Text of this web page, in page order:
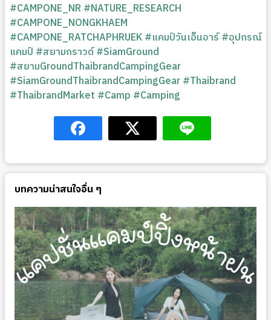
#CAMPONE_NR #NATURE_RESEARCH
#CAMPONE_NONGKHAEM
#CAMPONE_RATCHAPHRUEK#แคมป์วันเอ็นอาร์#อุปกรณ์
แคมป์ #สยามกราวด์#SiamGround
#สยามGroundThaibrandCampingGear
#SiamGroundThaibrandCampingGear#Thaibrand
#ThaibrandMarket #Camp #Camping
บทความน่าสนใจอื่น ๆ